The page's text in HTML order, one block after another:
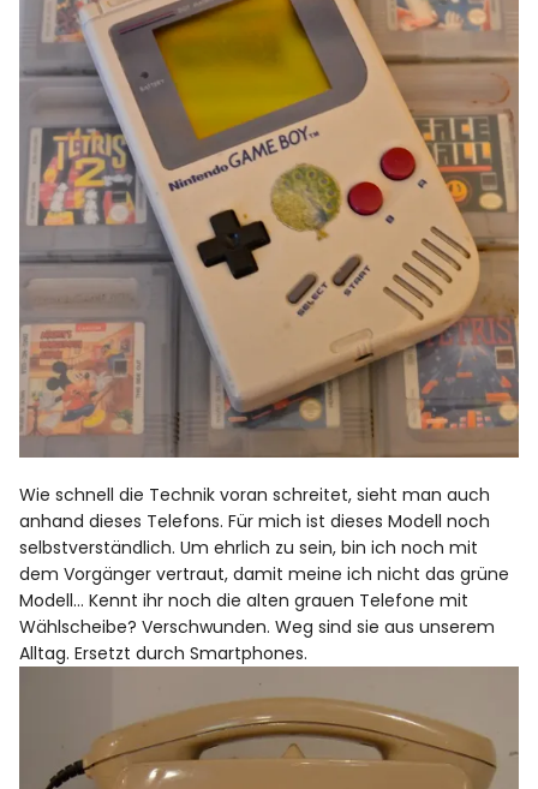
Wie schnell die Technik voran schreitet, sieht man auch
anhand dieses Telefons. Für mich ist dieses Modell noch
selbstverständlich. Um ehrlich zu sein, bin ich noch mit
dem Vorgänger vertraut, damit meine ich nicht das grüne
Modell… Kennt ihr noch diealten grauen Telefone mit
Wählscheibe? Verschwunden. Weg sind sie aus unserem
Alltag. Ersetzt durch Smartphones.